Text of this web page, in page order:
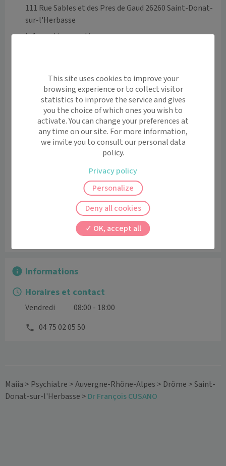
111 Rue Sables et des Pres de Gaud 26260 Saint-Donat-
sur-l'Herbasse
Informations pratiques
Moyen de transport
Accès handicapé
Parking gratuit
Voir l’itinéraire avec Maps
Informations
Horaires et contact
Vendredi
08:00 - 18:00
04 75 02 05 50
Maiia > Psychiatre >Auvergne-Rhône-Alpes > Drôme >Saint-
Donat-sur-l'Herbasse > Dr François CUSANO
This site uses cookies to improve your
browsing experience or to collect visitor
statistics to improve the service and gives
you the choice of which ones you wish to
activate. You can change your preferences at
any time on our site. For more information,
we invite you to consult our personal data
policy.
OK, accept all
Deny all cookies
Personalize
Privacy policy